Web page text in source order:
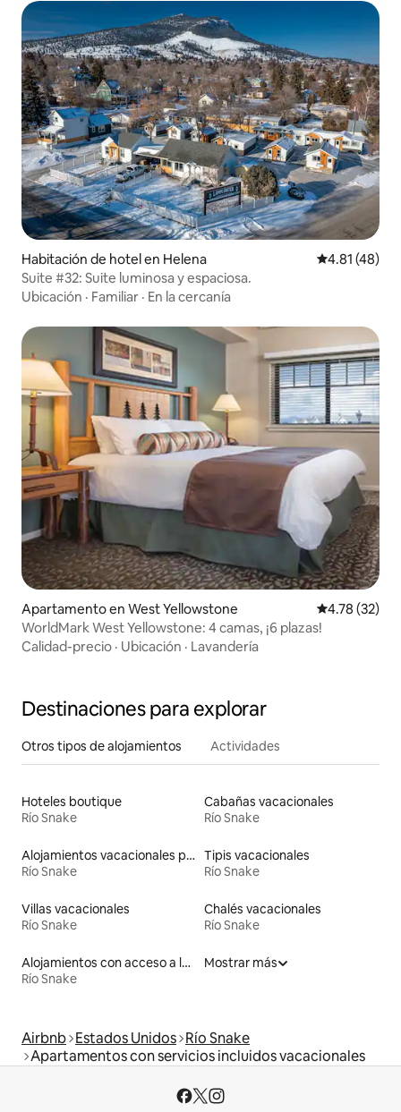
Habitación de hotel en Helena Calificación
4.81 (48)
Suite #32: Suite luminosa y espaciosa.
Ubicación · Familiar · En la cercanía
Apartamento en West Yellowstone Calificación
4.78 (32)
WorldMark West Yellowstone: 4 camas, ¡6 plazas!
Calidad-precio · Ubicación · Lavandería
Destinaciones para explorar
Otros tipos de alojamientos Actividades
Hoteles boutique
Río Snake
Cabañas vacacionales
Río Snake
Alojamientos vacacionales para familias
Río Snake
Tipis vacacionales
Río Snake
Villas vacacionales
Río Snake
Chalés vacacionales
Río Snake
Alojamientos con acceso a la playa
Río Snake
Mostrar más
Airbnb Estados Unidos Río Snake
Apartamentos con servicios incluidos vacacionales